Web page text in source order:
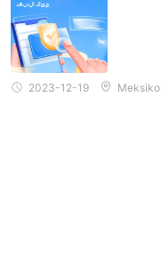
2023-12-19 Meksiko